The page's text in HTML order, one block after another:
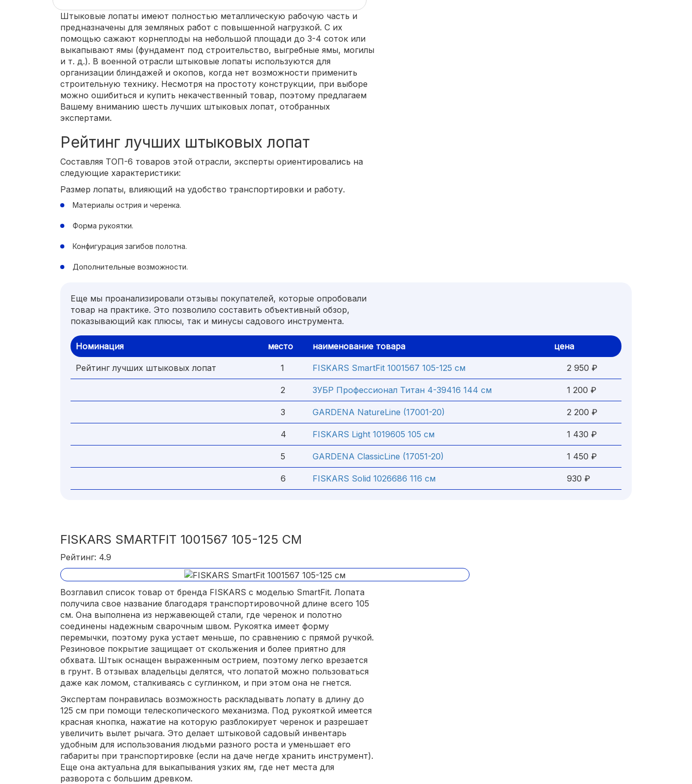
Штыковые лопаты имеют полностью металлическую рабочую часть и
предназначены для земляных работ с повышенной нагрузкой. С их
помощью сажают корнеплоды на небольшой площади до 3-4 соток или
выкапывают ямы (фундамент под строительство, выгребные ямы, могилы
и т. д.). В военной отрасли штыковые лопаты используются для
организации блиндажей и окопов, когда нет возможности применить
строительную технику. Несмотря на простоту конструкции, при выборе
можно ошибиться и купить некачественный товар, поэтому предлагаем
Вашему вниманию шесть лучших штыковых лопат, отобранных
экспертами.
Рейтинг лучших штыковых лопат
Составляя ТОП-6 товаров этой отрасли, эксперты ориентировались на
следующие характеристики:
Размер лопаты, влияющий на удобство транспортировки и работу.
Материалы острия и черенка.
Форма рукоятки.
Конфигурация загибов полотна.
Дополнительные возможности.
Еще мы проанализировали отзывы покупателей, которые опробовали
товар на практике. Это позволило составить объективный обзор,
показывающий как плюсы, так и минусы садового инструмента.
Номинация место наименование товара цена
Рейтинг лучших штыковых лопат 1 FISKARS SmartFit 1001567 105-125 см 2 950 ₽
2 ЗУБР Профессионал Титан 4-39416 144 см 1 200 ₽
3 GARDENA NatureLine (17001-20) 2 200 ₽
4 FISKARS Light 1019605 105 см 1 430 ₽
5 GARDENA ClassicLine (17051-20) 1 450 ₽
6 FISKARS Solid 1026686 116 см 930 ₽
FISKARS SMARTFIT 1001567 105-125 СМ
Рейтинг: 4.9
Возглавил список товар от бренда FISKARS с моделью SmartFit. Лопата
получила свое название благодаря транспортировочной длине всего 105
см. Она выполнена из нержавеющей стали, где черенок и полотно
соединены надежным сварочным швом. Рукоятка имеет форму
перемычки, поэтому рука устает меньше, по сравнению с прямой ручкой.
Резиновое покрытие защищает от скольжения и более приятно для
обхвата. Штык оснащен выраженным острием, поэтому легко врезается
в грунт. В отзывах владельцы делятся, что лопатой можно пользоваться
даже как ломом, сталкиваясь с суглинком, и при этом она не гнется.
Экспертам понравилась возможность раскладывать лопату в длину до
125 см при помощи телескопического механизма. Под рукояткой имеется
красная кнопка, нажатие на которую разблокирует черенок и разрешает
увеличить вылет рычага. Это делает штыковой садовый инвентарь
удобным для использования людьми разного роста и уменьшает его
габариты при транспортировке (если на даче негде хранить инструмент).
Еще она актуальна для выкапывания узких ям, где нет места для
разворота с большим древком.